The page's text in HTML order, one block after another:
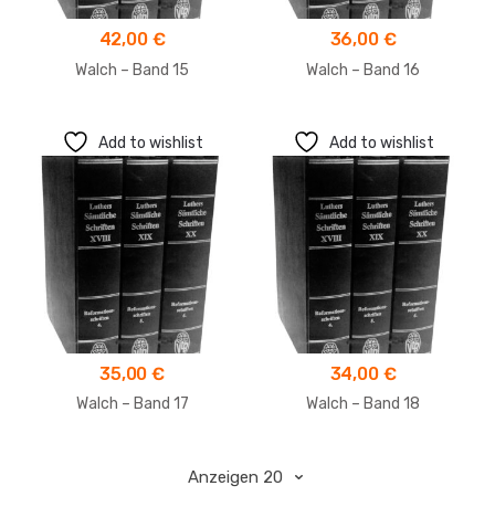
42,00 €
Walch – Band 15
36,00 €
Walch – Band 16
Add to wishlist
35,00€
Walch – Band 17
Add to wishlist
34,00 €
Walch – Band 18